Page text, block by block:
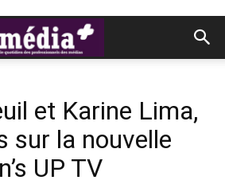
et Karine Lima,
sur la nouvelle
UP TV